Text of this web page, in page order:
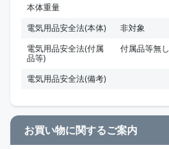
本体重量
電気用品安全法(本体)
非対象
電気用品安全法(付属
品等)
付属品等無し
電気用品安全法(備考)
お買い物に関するご案内